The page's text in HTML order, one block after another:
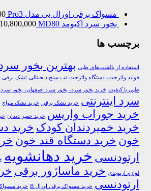
مسواک برقی اورال بی مدل Pro3
بخور سرد اکیومد MD80
10,800,000
برچسب ها
استفاده از بالشت‌های طبی بهترین بخور
فواید واترجت، دستگاه واترجت تب سنج دیجیتالی تشک برقی
طبی با کیفیت خرید بخور سرد، بخور سرد اصفهان، بخور سرد
سرد اینترنتی خرید تشک برقی خرید تشک مواج
خرید جوراب واریس خرید خمیر دندان
خرید خمیردندان کودک خرید
خون خرید دستگاه قند خون
ارتودنسی خرید دهانشویه
لوازم ارتوپدی خرید ماساژور برقی
ارتودنسی خرید مسواک برقی اورال B خرید